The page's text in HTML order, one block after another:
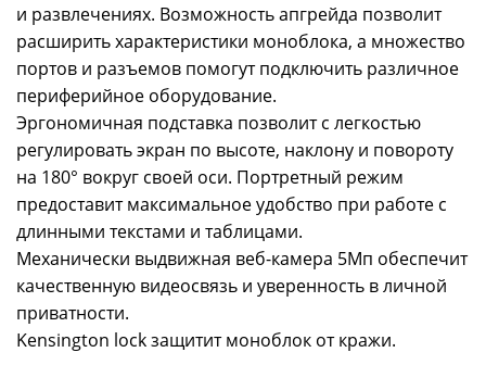
и развлечениях. Возможность апгрейда позволит
расширить характеристики моноблока, а множество
портов и разъемов помогут подключить различное
периферийное оборудование.
Эргономичная подставка позволит с легкостью
регулировать экран по высоте, наклону и повороту
на 180° вокруг своей оси. Портретный режим
предоставит максимальное удобство при работе с
длинными текстами и таблицами.
Механически выдвижная веб-камера 5Мп обеспечит
качественную видеосвязь и уверенность в личной
приватности.
Kensington lock защитит моноблок от кражи.